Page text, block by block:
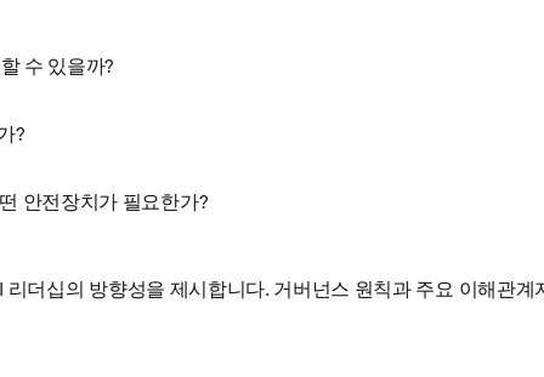
수 있을까?
?
안전장치가 필요한가?
더십의 방향성을 제시합니다. 거버넌스 원칙과 주요 이해관